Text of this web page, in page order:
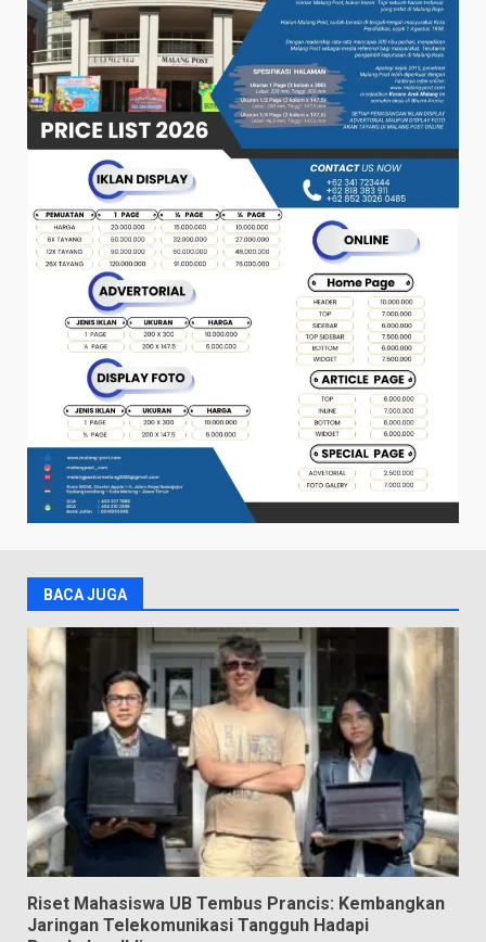
BACA JUGA
Riset Mahasiswa UB Tembus Prancis: Kembangkan
Jaringan Telekomunikasi Tangguh Hadapi